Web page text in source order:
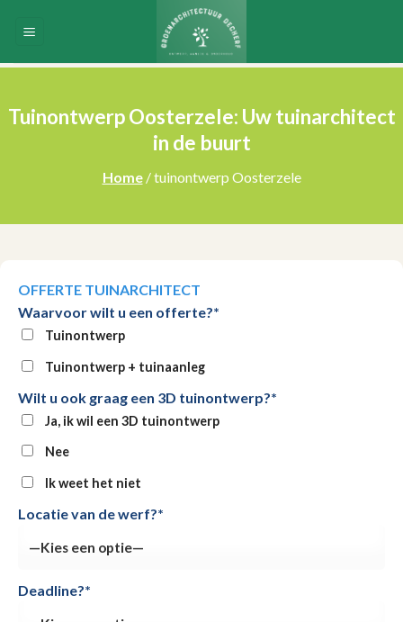
Tuinontwerp Oosterzele: Uw tuinarchitect
in de buurt
Home/ tuinontwerp Oosterzele
OFFERTE TUINARCHITECT
Waarvoor wilt u een offerte?*
Tuinontwerp
Tuinontwerp + tuinaanleg
Wilt u ook graag een 3D tuinontwerp?*
Ja, ik wil een 3D tuinontwerp
Nee
Ik weet het niet
Locatie van de werf?*
Deadline?*